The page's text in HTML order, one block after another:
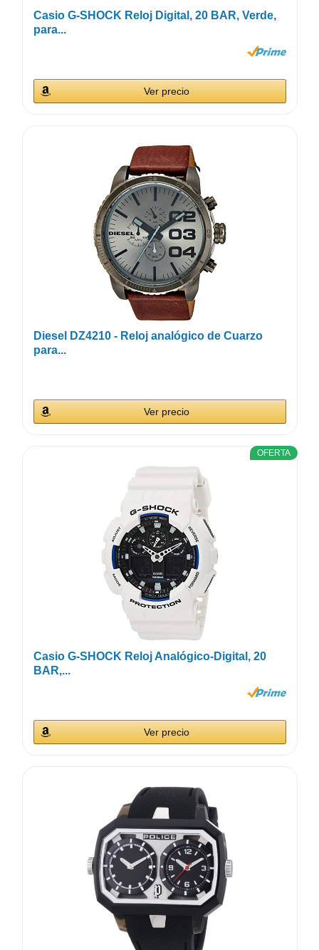
Casio G-SHOCK Reloj Digital, 20 BAR, Verde,
para...
Ver precio
Diesel DZ4210 - Reloj analógico de Cuarzo
para...
Ver precio
OFERTA
Casio G-SHOCK Reloj Analógico-Digital, 20
BAR,...
Ver precio